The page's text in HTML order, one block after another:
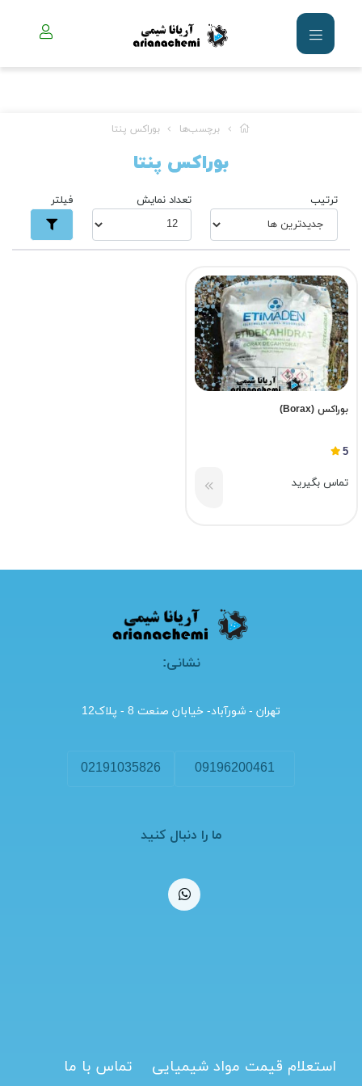
برچسب‌ها بوراکس پنتا
بوراکس پنتا
ترتیب تعداد نمایش فیلتر
بوراکس (Borax)
5
تماس بگیرید
نشانی:
تهران - شورآباد- خیابان صنعت 8 - پلاک12
09196200461
02191035826
ما را دنبال کنید
استعلام قیمت مواد شیمیایی تماس با ما